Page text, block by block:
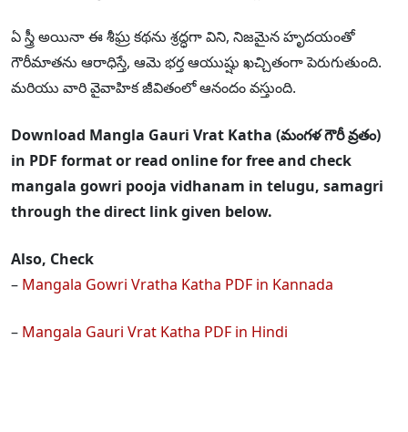
ఏ స్త్రీ అయినా ఈ శీఘ్ర కథను శ్రద్ధగా విని, నిజమైన హృదయంతో
గౌరీమాతను ఆరాధిస్తే, ఆమె భర్త ఆయుష్షు ఖచ్చితంగా పెరుగుతుంది.
మరియు వారి వైవాహిక జీవితంలో ఆనందం వస్తుంది.
Download Mangla Gauri Vrat Katha (మంగళ గౌరీ వ్రతం)
in PDF format or read online for free and check
mangala gowri pooja vidhanam in telugu, samagri
through the direct link given below.
Also, Check
– Mangala Gowri Vratha Katha PDF in Kannada
– Mangala Gauri Vrat Katha PDF in Hindi